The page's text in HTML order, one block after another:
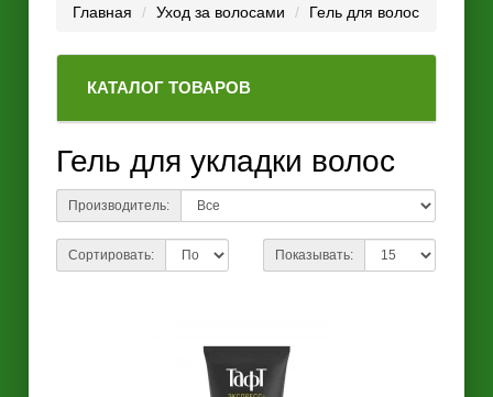
Главная Уход за волосами Гель для волос
КАТАЛОГ ТОВАРОВ
Гель для укладки волос
Производитель:
Сортировать: Показывать: